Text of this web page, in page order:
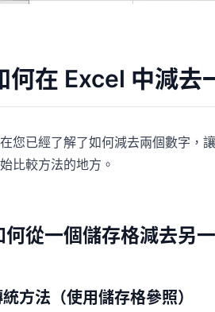
何在 Excel 中減去
您已經了解了如何減去兩個數字，
比較方法的地方。
何從一個儲存格減去另
方法（使用儲存格參照）